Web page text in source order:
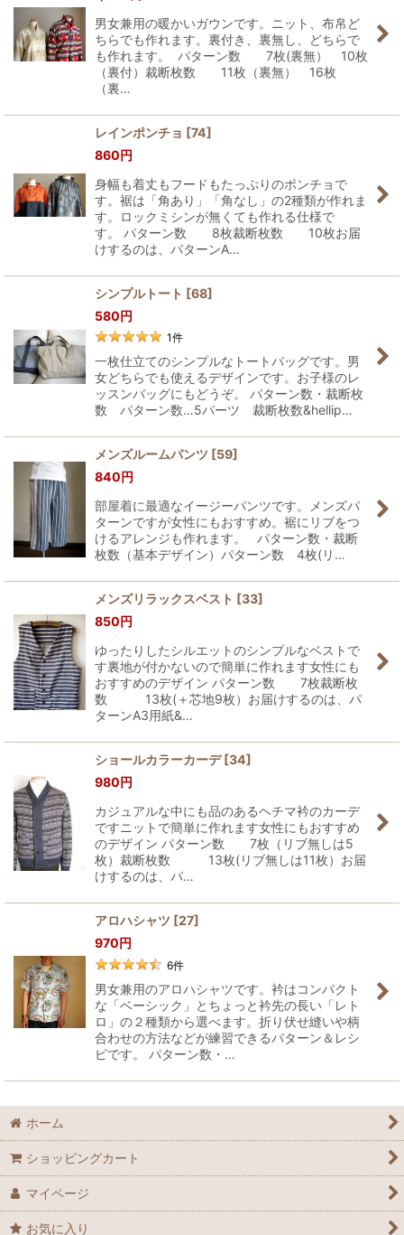
男女兼用の暖かいガウンです。ニット、布帛ど
ちらでも作れます。裏付き、裏無し、どちらで
も作れます。 パターン数 7枚(裏無） 10枚
（裏付）裁断枚数 11枚（裏無） 16枚
（裏…
レインポンチョ [74]
860円
身幅も着丈もフードもたっぷりのポンチョで
す。裾は「角あり」「角なし」の2種類が作れま
す。ロックミシンが無くても作れる仕様で
す。 パターン数 8枚裁断枚数 10枚お届
けするのは、パターンA…
シンプルトート [68]
580円
1件
一枚仕立てのシンプルなトートバッグです。男
女どちらでも使えるデザインです。お子様のレ
ッスンバッグにもどうぞ。 パターン数・裁断枚
数 パターン数…5パーツ 裁断枚数&hellip…
メンズルームパンツ [59]
840円
部屋着に最適なイージーパンツです。メンズパ
ターンですが女性にもおすすめ。裾にリブをつ
けるアレンジも作れます。 パターン数・裁断
枚数（基本デザイン）パターン数 4枚(リ…
メンズリラックスベスト [33]
850円
ゆったりしたシルエットのシンプルなベストで
す裏地が付かないので簡単に作れます女性にも
おすすめのデザイン パターン数 7枚裁断枚
数 13枚(＋芯地9枚）お届けするのは、パ
ターンA3用紙&…
ショールカラーカーデ [34]
980円
カジュアルな中にも品のあるヘチマ衿のカーデ
ですニットで簡単に作れます女性にもおすすめ
のデザイン パターン数 7枚（リブ無しは5
枚）裁断枚数 13枚(リブ無しは11枚）お届
けするのは、パ…
アロハシャツ [27]
970円
6件
男女兼用のアロハシャツです。衿はコンパクト
な「ベーシック」とちょっと衿先の長い「レト
ロ」の２種類から選べます。折り伏せ縫いや柄
合わせの方法などが練習できるパターン＆レシ
ピです。 パターン数・…
ホーム
ショッピングカート
マイページ
お気に入り